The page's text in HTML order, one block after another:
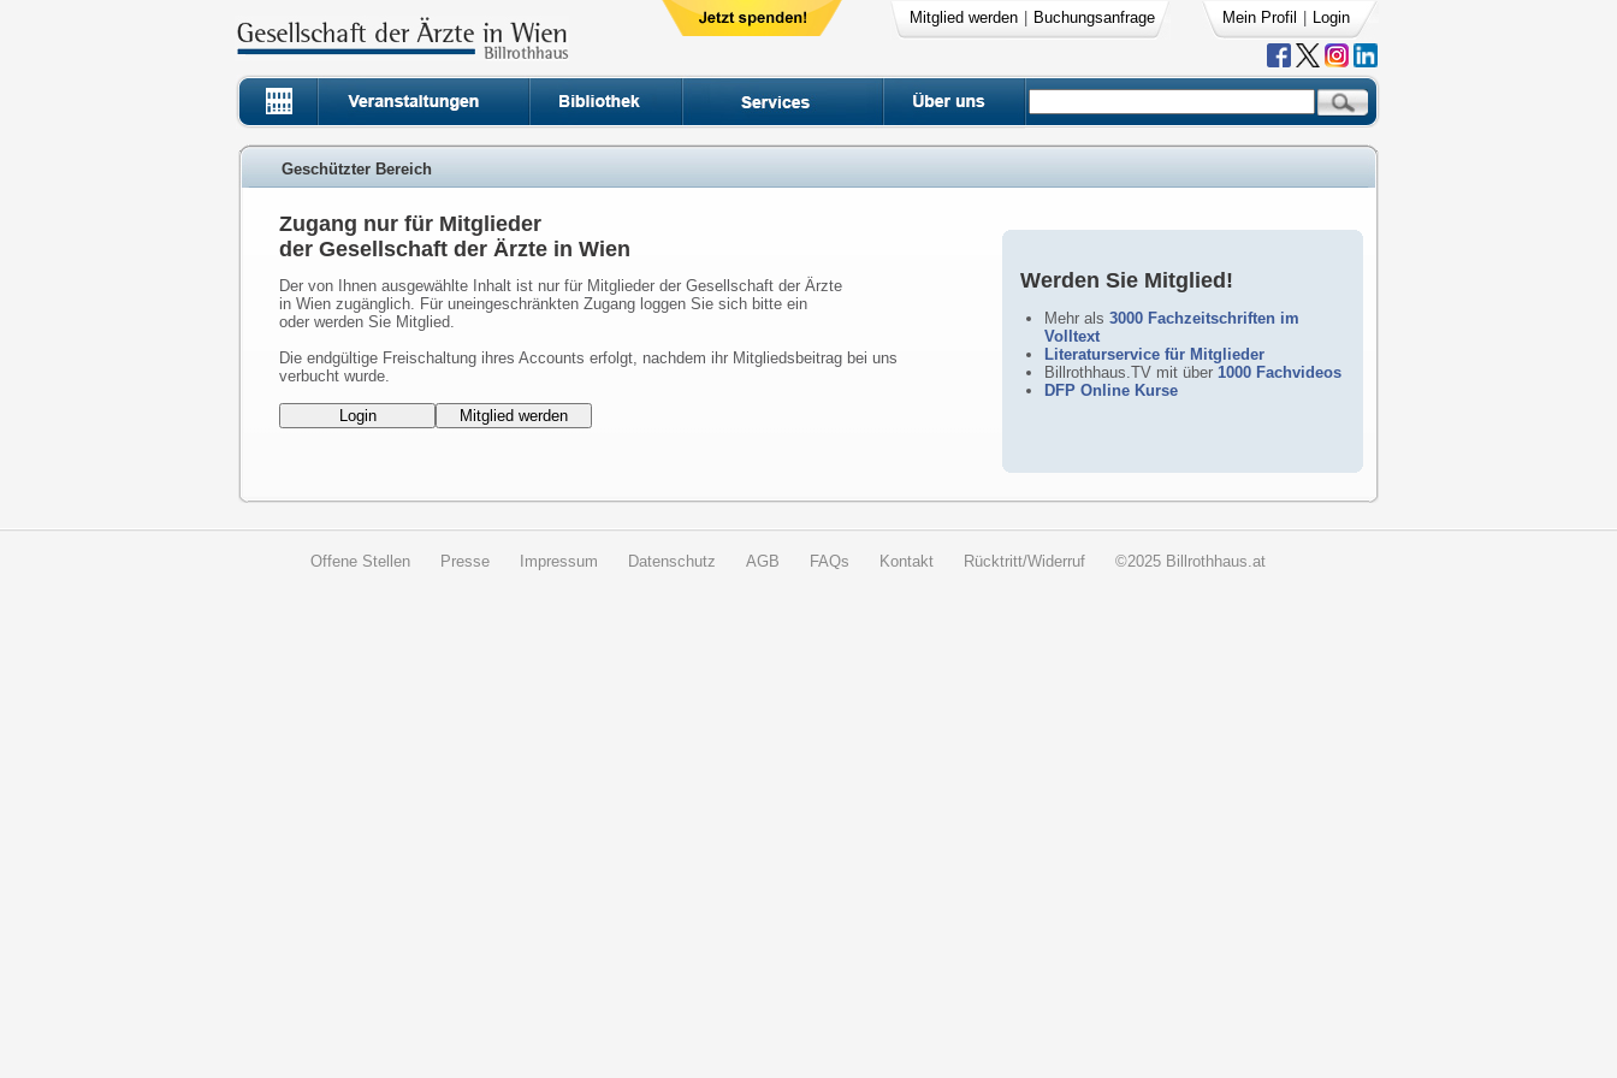
Mitglied werden Buchungsanfrage Mein Profil Login
Geschützter Bereich
Werden Sie Mitglied!
Mehr als 3000 Fachzeitschriften im
Volltext
Literaturservice für Mitglieder
Billrothhaus.TV mit über 1000 Fachvideos
DFP Online Kurse
Zugang nur für Mitglieder
der Gesellschaft der Ärzte in Wien
Der von Ihnen ausgewählte Inhalt ist nur für Mitglieder der Gesellschaft der Ärzte
in Wien zugänglich. Für uneingeschränkten Zugang loggen Sie sich bitte ein
oder werden Sie Mitglied.
Die endgültige Freischaltung ihres Accounts erfolgt, nachdem ihr Mitgliedsbeitrag bei uns
verbucht wurde.
Offene Stellen Presse Impressum Datenschutz AGB FAQs Kontakt Rücktritt/Widerruf ©2025 Billrothhaus.at